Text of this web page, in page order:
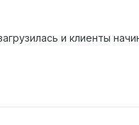
и клиенты